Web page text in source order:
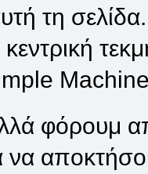
τη
φόρουμ
να